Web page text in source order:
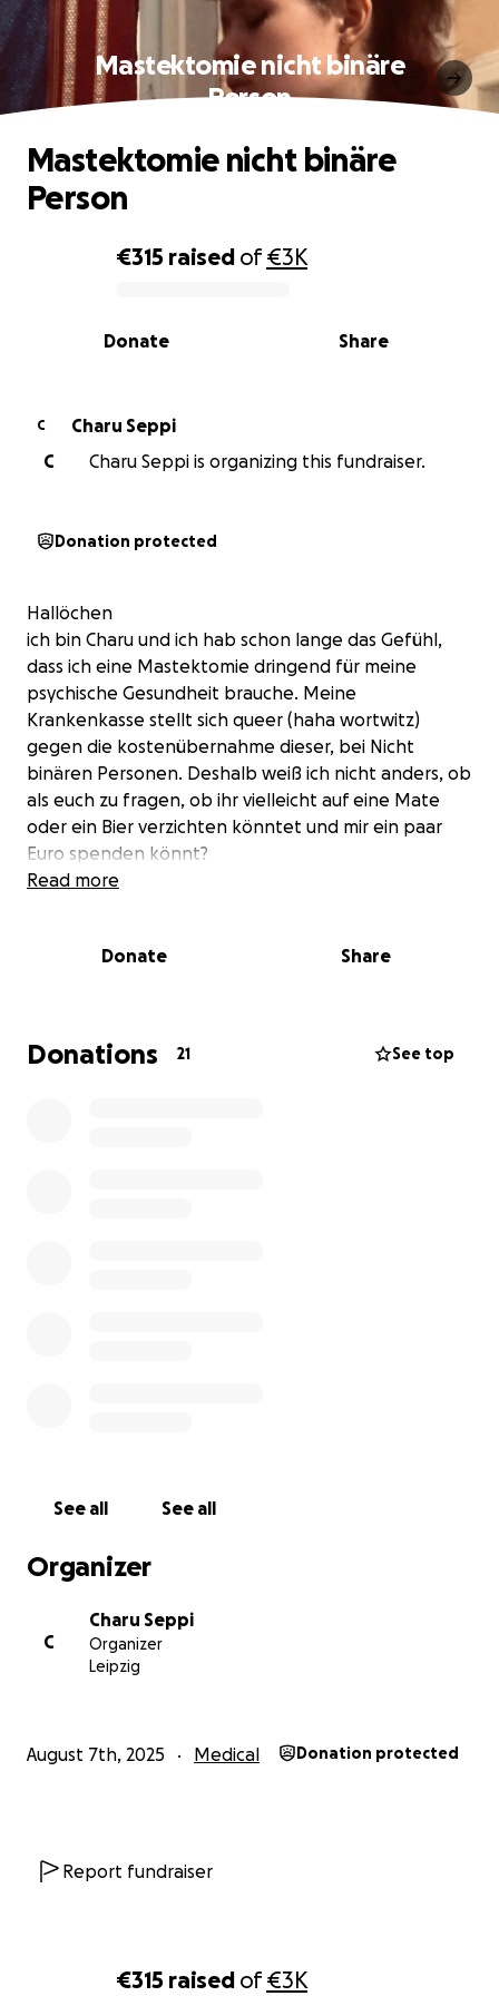
€315 raised of€3K
Mastektomie nicht binäre
Person
0% complete
€315 raised of€3K
Share
Donate
Mastektomie nicht binäre
Person
C
Charu Seppi
C
Charu Seppi is organizing this fundraiser.
Donation protected
Hallöchen
ich bin Charu und ich hab schon lange das Gefühl,
dass ich eine Mastektomie dringend für meine
psychische Gesundheit brauche. Meine
Krankenkasse stellt sich queer (haha wortwitz)
gegen die kostenübernahme dieser, bei Nicht
binären Personen. Deshalb weiß ich nicht anders, ob
als euch zu fragen, ob ihr vielleicht auf eine Mate
oder ein Bier verzichten könntet und mir ein paar
Euro spenden könnt?
Ich würde mich sehr freuen, wenn ich dieses Projekt
Read more
Donate Share
Donations 21 See top
See all See all
Organizer
C
Charu Seppi
Organizer
Leipzig
August 7th, 2025 Medical Donation protected
Report fundraiser